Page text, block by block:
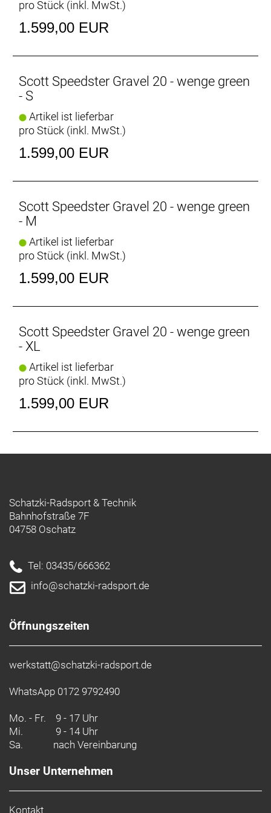
Vorbau: Syncros RR2.5 1 1/4´´, four Bolt 31.8mm
Sattel: Syncros Tofino Regular 2.5
Sattelstütze: Syncros RR2.5 27.2/350mm
pro Stück (inkl. MwSt.)
1.599,00 EUR
Scott Speedster Gravel 20 - wenge green
- S
Artikel ist lieferbar
pro Stück (inkl. MwSt.)
1.599,00 EUR
Scott Speedster Gravel 20 - wenge green
- M
Artikel ist lieferbar
pro Stück (inkl. MwSt.)
1.599,00 EUR
Scott Speedster Gravel 20 - wenge green
- XL
Artikel ist lieferbar
pro Stück (inkl. MwSt.)
1.599,00 EUR
Schatzki-Radsport & Technik
Bahnhofstraße 7F
04758 Oschatz
Tel: 03435/666362
info@schatzki-radsport.de
Öffnungszeiten
werkstatt@schatzki-radsport.de
WhatsApp 0172 9792490
Mo. - Fr. 9 - 17 Uhr
Mi.
9 - 14 Uhr
Sa.
nach Vereinbarung
Unser Unternehmen
Kontakt